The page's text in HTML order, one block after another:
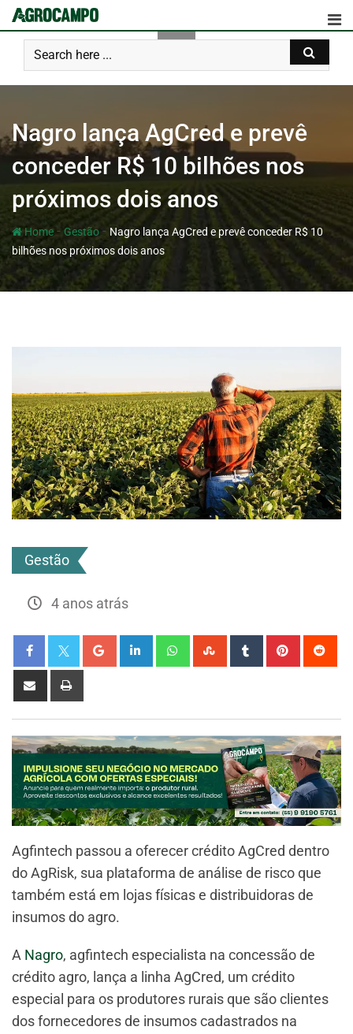
Nagro lança AgCred e prevê
conceder R$ 10 bilhões nos
próximos dois anos
Home- Gestão - Nagro lança AgCred e prevê conceder R$ 10
bilhões nos próximos dois anos
Gestão
4 anos atrás
Agfintech passou a oferecer crédito AgCred dentro
do AgRisk, sua plataforma de análise de risco que
também está em lojas físicas e distribuidoras de
insumos do agro.
A Nagro, agfintech especialista na concessão de
crédito agro, lança a linha AgCred, um crédito
especial para os produtores rurais que são clientes
dos fornecedores de insumos cadastrados na